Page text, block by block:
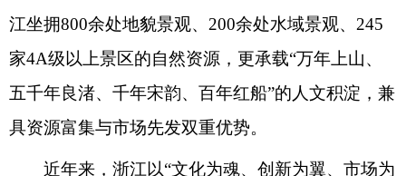
江坐拥800余处地貌景观、200余处水域景观、245
家4A级以上景区的自然资源，更承载“万年上山、
五千年良渚、千年宋韵、百年红船”的人文积淀，兼
具资源富集与市场先发双重优势。
近年来，浙江以“文化为魂、创新为翼、市场为